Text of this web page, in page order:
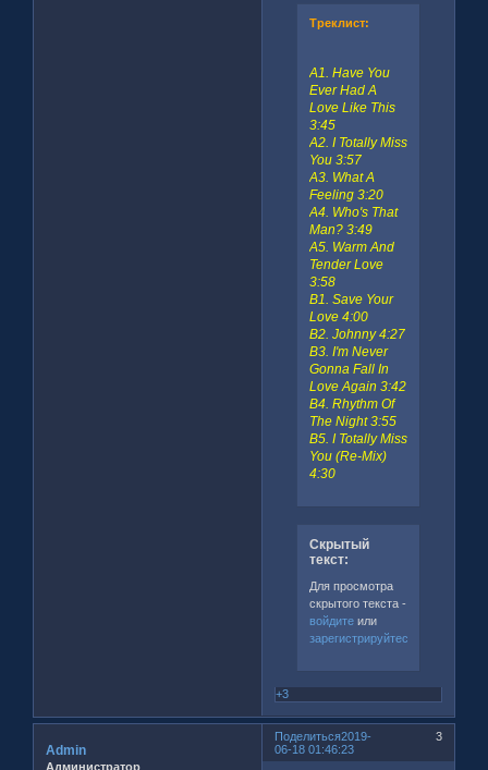
Треклист:
A1. Have You
Ever Had A
Love Like This
3:45
A2. I Totally Miss
You 3:57
A3. What A
Feeling 3:20
A4. Who's That
Man? 3:49
A5. Warm And
Tender Love
3:58
B1. Save Your
Love 4:00
B2. Johnny 4:27
B3. I'm Never
Gonna Fall In
Love Again 3:42
B4. Rhythm Of
The Night 3:55
B5. I Totally Miss
You (Re-Mix)
4:30
Скрытый
текст:
Для просмотра
скрытого текста -
войдитеили
зарегистрируйтесь
+3
Поделиться 3
2019-
06-18 01:46:23
Admin
Администратор